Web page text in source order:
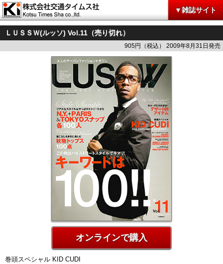
▼雑誌サイト
ＬＵＳＳＷ(ルッソ) Vol.11（売り切れ）
905円（税込） 2009年8月31日発売
オンラインで購入
巻頭スペシャル KID CUDI